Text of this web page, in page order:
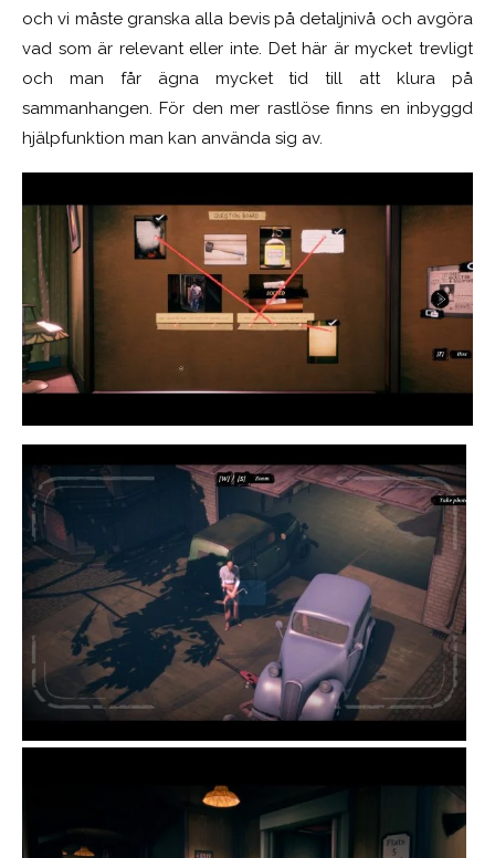
och vi måste granska alla bevis på detaljnivå och avgöra
vad som är relevant eller inte. Det här är mycket trevligt
och man får ägna mycket tid till att klura på
sammanhangen. För den mer rastlöse finns en inbyggd
hjälpfunktion man kan använda sig av.